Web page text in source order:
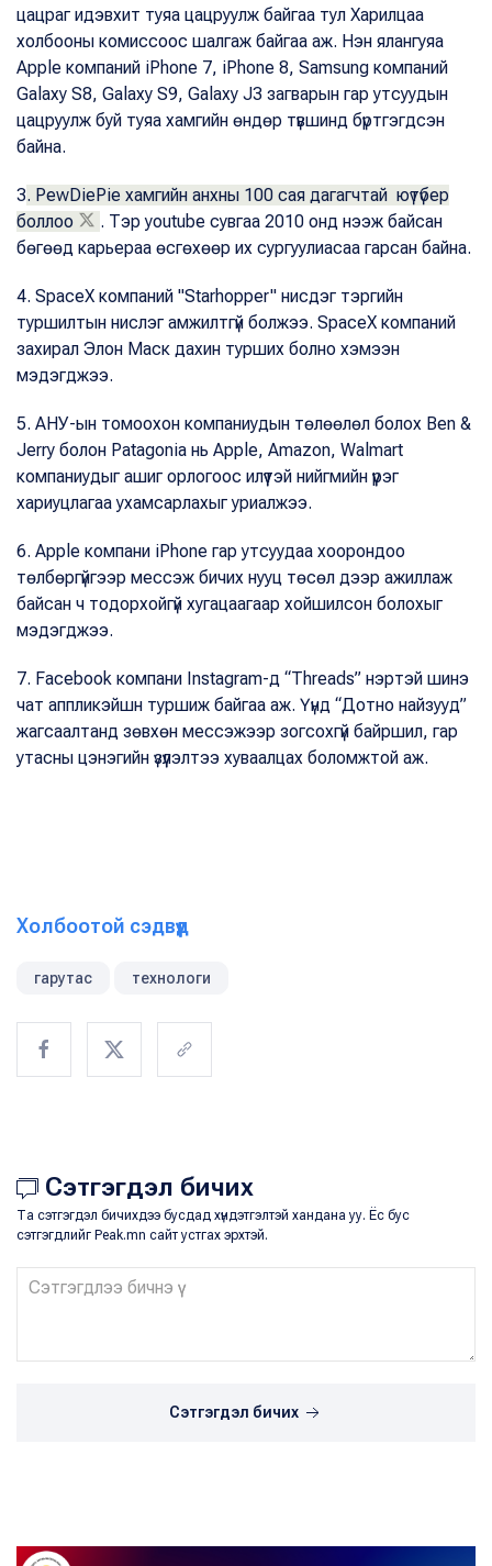
цацраг идэвхит туяа цацруулж байгаа тул Харилцаа
холбооны комиссоос шалгаж байгаа аж. Нэн ялангуяа
Apple компаний iPhone 7, iPhone 8, Samsung компаний
Galaxy S8, Galaxy S9, Galaxy J3 загварын гар утсуудын
цацруулж буй туяа хамгийн өндөр түвшинд бүртгэгдсэн
байна.
3. PewDiePie хамгийн анхны 100 сая дагагчтай юүтүбер
боллоо
. Тэр youtube сувгаа 2010 онд нээж байсан
бөгөөд карьераа өсгөхөөр их сургуулиасаа гарсан байна.
4. SpaceX компаний "Starhopper" нисдэг тэргийн
туршилтын нислэг амжилтгүй болжээ. SpaceX компаний
захирал Элон Маск дахин турших болно хэмээн
мэдэгджээ.
5. АНУ-ын томоохон компаниудын төлөөлөл болох Ben &
Jerry болон Patagonia нь Apple, Amazon, Walmart
компаниудыг ашиг орлогоос илүүтэй нийгмийн үүрэг
хариуцлагаа ухамсарлахыг уриалжээ.
6. Аpple компани iPhone гар утсуудаа хоорондоо
төлбөргүйгээр мессэж бичих нууц төсөл дээр ажиллаж
байсан ч тодорхойгүй хугацаагаар хойшилсон болохыг
мэдэгджээ.
7. Facebook компани Instagram-д “Threads” нэртэй шинэ
чат аппликэйшн туршиж байгаа аж. Үүнд “Дотно найзууд”
жагсаалтанд зөвхөн мессэжээр зогсохгүй байршил, гар
утасны цэнэгийн үзүүлэлтээ хуваалцах боломжтой аж.
Холбоотой сэдвүүд
гарутас технологи
Сэтгэгдэл бичих
Та сэтгэгдэл бичихдээ бусдад хүндэтгэлтэй хандана уу. Ёс бус
сэтгэгдлийг Peak.mn сайт устгах эрхтэй.
Сэтгэгдэл бичих